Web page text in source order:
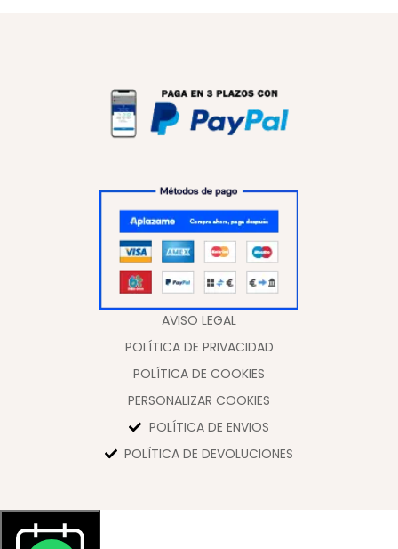
AVISO LEGAL
POLÍTICA DE PRIVACIDAD
POLÍTICA DE COOKIES
PERSONALIZAR COOKIES
POLÍTICA DE ENVIOS
POLÍTICA DE DEVOLUCIONES